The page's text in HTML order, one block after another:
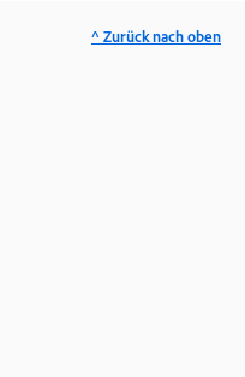
^ Zurück nach oben